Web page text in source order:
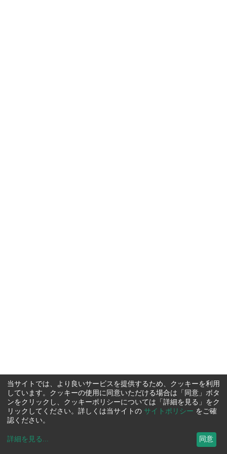
当サイトでは、より良いサービスを提供するため、クッキーを利用
しています。クッキーの使用に同意いただける場合は「同意」ボタ
ンをクリックし、クッキーポリシーについては「詳細を見る」をク
リックしてください。詳しくは当サイトの サイトポリシー をご確
認ください。
詳細を見る ... 同意